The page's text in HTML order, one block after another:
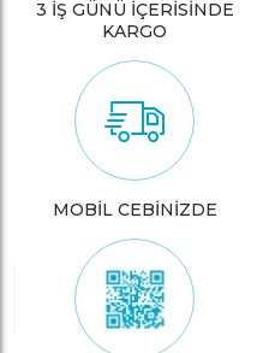
3 İŞ GÜNÜ İÇERİSİNDE
KARGO
MOBİL CEBİNİZDE